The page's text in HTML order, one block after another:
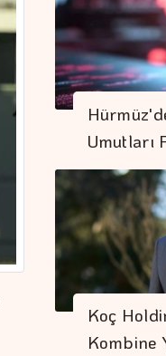
Umutları
Koç
Kombine